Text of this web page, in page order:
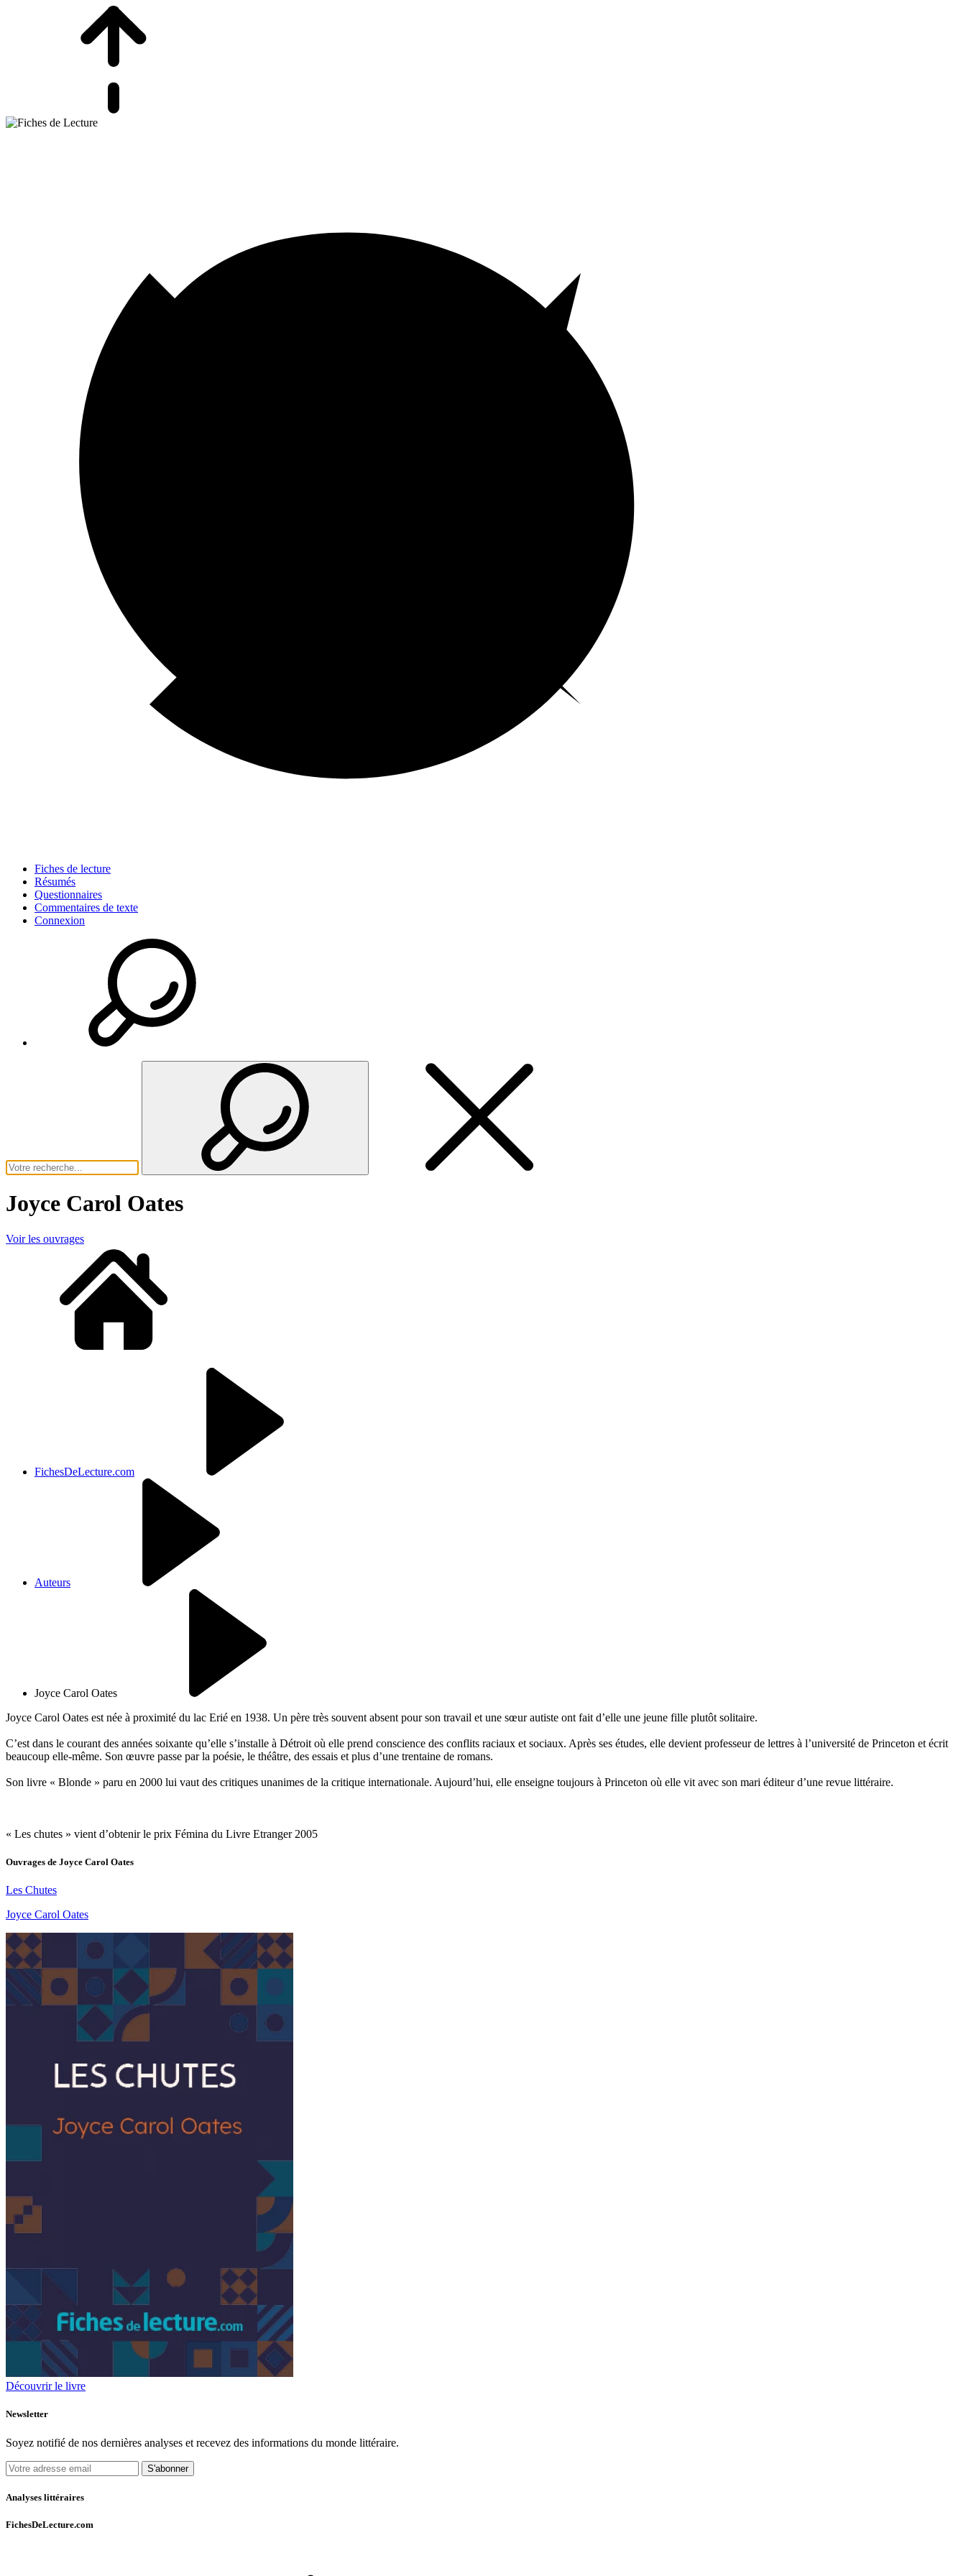
Fiches de lecture
Résumés
Questionnaires
Commentaires de texte
Connexion
Joyce Carol Oates
Voir les ouvrages
FichesDeLecture.com
Auteurs
Joyce Carol Oates
Joyce Carol Oates est née à proximité du lac Erié en 1938. Un père très souvent absent pour son travail et une sœur autiste ont fait d’elle une jeune fille plutôt solitaire.
C’est dans le courant des années soixante qu’elle s’installe à Détroit où elle prend conscience des conflits raciaux et sociaux. Après ses études, elle devient professeur de lettres à l’université de Princeton et écrit
beaucoup elle-même. Son œuvre passe par la poésie, le théâtre, des essais et plus d’une trentaine de romans.
Son livre « Blonde » paru en 2000 lui vaut des critiques unanimes de la critique internationale. Aujourd’hui, elle enseigne toujours à Princeton où elle vit avec son mari éditeur d’une revue littéraire.
« Les chutes » vient d’obtenir le prix Fémina du Livre Etranger 2005
Ouvrages de Joyce Carol Oates
Les Chutes
Joyce Carol Oates
Découvrir le livre
Newsletter
Soyez notifié de nos dernières analyses et recevez des informations du monde littéraire.
S'abonner
Analyses littéraires
FichesDeLecture.com